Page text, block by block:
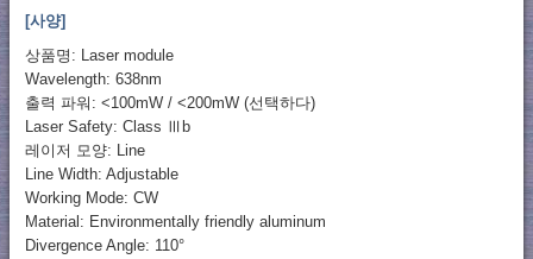
[사양]
상품명: Laser module
Wavelength: 638nm
출력 파워: <100mW / <200mW (선택하다)
Laser Safety: Class Ⅲb
레이저 모양: Line
Line Width: Adjustable
Working Mode: CW
Material: Environmentally friendly aluminum
Divergence Angle: 110°